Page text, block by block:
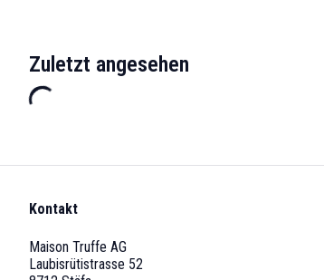
Zuletzt angesehen
Kontakt
Maison Truffe AG
Laubisrütistrasse 52